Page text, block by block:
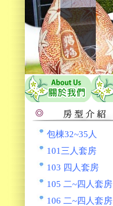
包棟32~35人
101三人套房
103 四人套房
105 二~四人套房
106 二~四人套房